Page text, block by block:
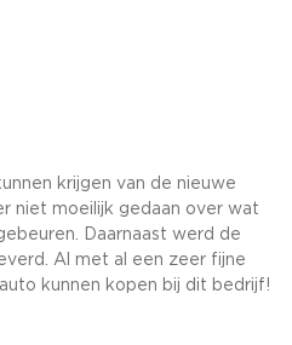
krijgen van de nieuwe
niet moeilijk gedaan over wat
Daarnaast werd de
Al met al een zeer fijne
kunnen kopen bij dit bedrijf!